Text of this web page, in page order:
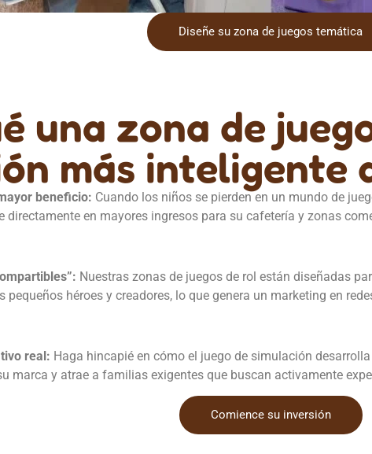
Diseñe su zona de juegos temática
una zona de
más inteligente
beneficio: Cuando los niños se pierden en un mundo de
directamente en mayores ingresos para su cafetería y zonas
Nuestras zonas de juegos de rol están diseñadas
pequeños héroes y creadores, lo que genera un marketing en
real: Haga hincapié en cómo el juego de simulación
marca y atrae a familias exigentes que buscan activamente
Comience su inversión